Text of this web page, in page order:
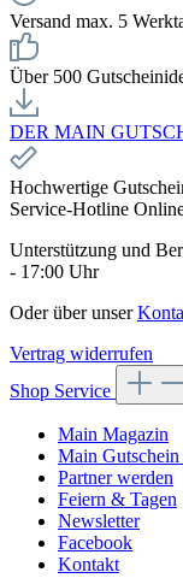
Versand max. 5
Über 500
DER MAIN
Hochwertige
Service-Hotline
Unterstützung und
- 17:00 Uhr
Oder über unser
Vertrag widerrufen
Shop Service
Main Magazin
Main
Partner werden
Feiern & Tagen
Newsletter
Facebook
Kontakt